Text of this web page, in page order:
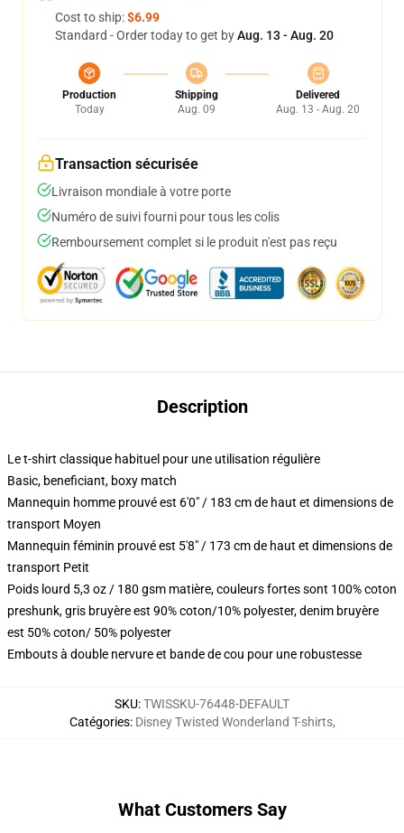
Cost to ship:$6.99
Standard - Order today to get byAug. 13 - Aug. 20
Production
Today
Shipping
Aug. 09
Delivered
Aug. 13 - Aug. 20
Transaction sécurisée
Livraison mondiale à votre porte
Numéro de suivi fourni pour tous les colis
Remboursement complet si le produit n'est pas reçu
Description
Le t-shirt classique habituel pour une utilisation régulière
Basic, beneficiant, boxy match
Mannequin homme prouvé est 6'0" / 183 cm de haut et dimensions de
transport Moyen
Mannequin féminin prouvé est 5'8" / 173 cm de haut et dimensions de
transport Petit
Poids lourd 5,3 oz / 180 gsm matière, couleurs fortes sont 100% coton
preshunk, gris bruyère est 90% coton/10% polyester, denim bruyère
est 50% coton/ 50% polyester
Embouts à double nervure et bande de cou pour une robustesse
SKU:TWISSKU-76448-DEFAULT
Catégories: Disney Twisted Wonderland T-shirts,
What Customers Say